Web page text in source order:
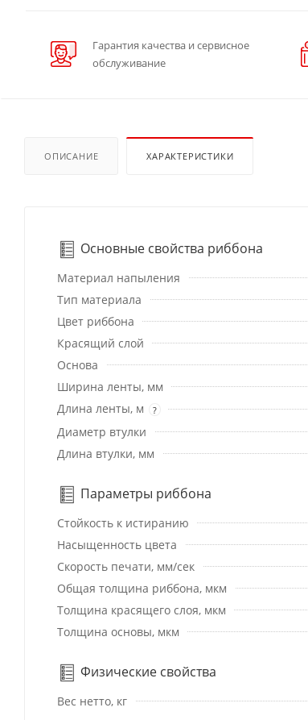
Гарантия качества и сервисное
обслуживание
ОПИСАНИЕ ХАРАКТЕРИСТИКИ
Основные свойства риббона
Материал напыления
Тип материала
Цвет риббона
Красящий слой
Основа
Ширина ленты, мм
Длина ленты, м
?
Диаметр втулки
Длина втулки, мм
Параметры риббона
Стойкость к истиранию
Насыщенность цвета
Скорость печати, мм/сек
Общая толщина риббона, мкм
Толщина красящего слоя, мкм
Толщина основы, мкм
Физические свойства
Вес нетто, кг